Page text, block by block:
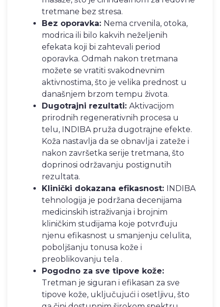
tretmane bez stresa.
Bez oporavka: Nema crvenila, otoka,
modrica ili bilo kakvih neželjenih
efekata koji bi zahtevali period
oporavka. Odmah nakon tretmana
možete se vratiti svakodnevnim
aktivnostima, što je velika prednost u
današnjem brzom tempu života.
Dugotrajni rezultati: Aktivacijom
prirodnih regenerativnih procesa u
telu, INDIBA pruža dugotrajne efekte.
Koža nastavlja da se obnavlja i zateže i
nakon završetka serije tretmana, što
doprinosi održavanju postignutih
rezultata.
Klinički dokazana efikasnost: INDIBA
tehnologija je podržana decenijama
medicinskih istraživanja i brojnim
kliničkim studijama koje potvrđuju
njenu efikasnost u smanjenju celulita,
poboljšanju tonusa kože i
preoblikovanju tela .
Pogodno za sve tipove kože:
Tretman je siguran i efikasan za sve
tipove kože, uključujući i osetljivu, što